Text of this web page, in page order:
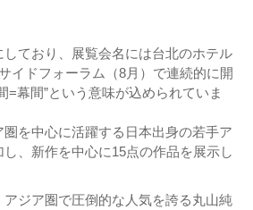
ており、展覧会名には台北のホテル
イドフォーラム（8月）で連続的に開
=幕間”という意味が込められていま
を中心に活躍する日本出身の若手ア
、新作を中心に15点の作品を展示し
ジア圏で圧倒的な人気を誇る丸山純